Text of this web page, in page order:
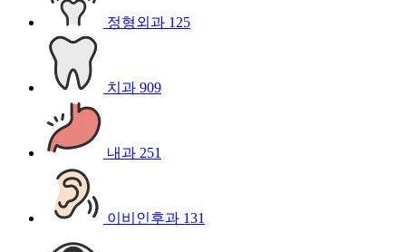
정형외과 125
치과 909
내과 251
이비인후과 131